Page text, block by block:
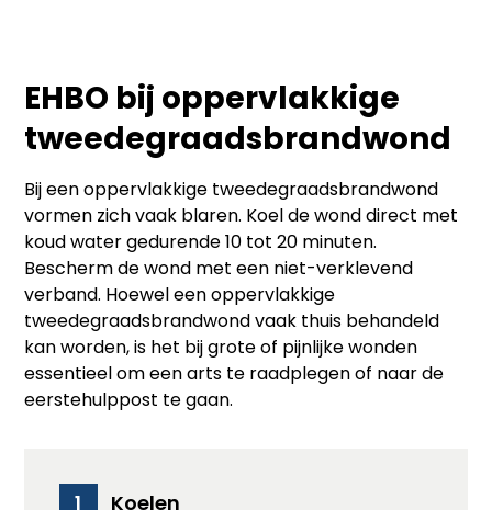
EHBO bij oppervlakkige
tweedegraadsbrandwond
Bij een oppervlakkige tweedegraadsbrandwond
vormen zich vaak blaren. Koel de wond direct met
koud water gedurende 10 tot 20 minuten.
Bescherm de wond met een niet-verklevend
verband. Hoewel een oppervlakkige
tweedegraadsbrandwond vaak thuis behandeld
kan worden, is het bij grote of pijnlijke wonden
essentieel om een arts te raadplegen of naar de
eerstehulppost te gaan.
1 Koelen